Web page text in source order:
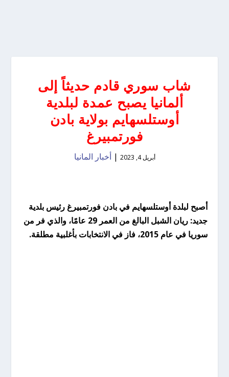
شاب سوري قادم حديثاً إلى
ألمانيا يصبح عمدة لبلدية
أوستلسهايم بولاية بادن
فورتمبيرغ
أبريل 4, 2023 |أخبار المانيا
أصبح لبلدة أوستلسهايم في بادن فورتمبيرغ رئيس بلدية
جديد: ريان الشبل البالغ من العمر 29 عامًا، والذي فر من
سوريا في عام 2015، فاز في الانتخابات بأغلبية مطلقة.